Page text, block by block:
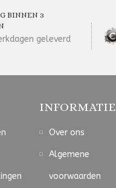
BINNEN 3
geleverd
INFORMATIE
Over ons
Algemene
voorwaarden